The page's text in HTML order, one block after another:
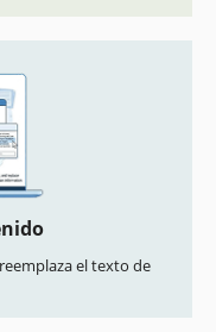
el texto de